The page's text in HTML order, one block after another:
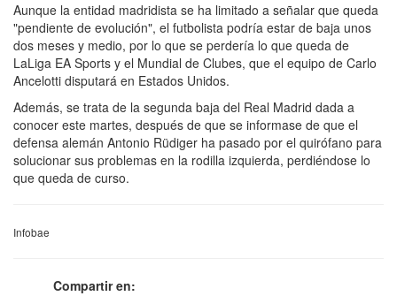
Aunque la entidad madridista se ha limitado a señalar que queda
"pendiente de evolución", el futbolista podría estar de baja unos
dos meses y medio, por lo que se perdería lo que queda de
LaLiga EA Sports y el Mundial de Clubes, que el equipo de Carlo
Ancelotti disputará en Estados Unidos.
Además, se trata de la segunda baja del Real Madrid dada a
conocer este martes, después de que se informase de que el
defensa alemán Antonio Rüdiger ha pasado por el quirófano para
solucionar sus problemas en la rodilla izquierda, perdiéndose lo
que queda de curso.
Infobae
Compartir en: